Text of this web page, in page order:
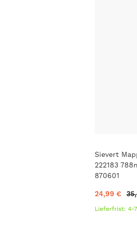
Sievert
222183
870601
24,99 €
Lieferfrist: 4-